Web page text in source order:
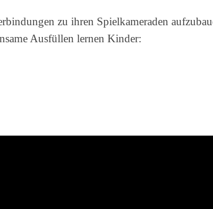
zu ihren Spielkameraden
Ausfüllen lernen Kinder: